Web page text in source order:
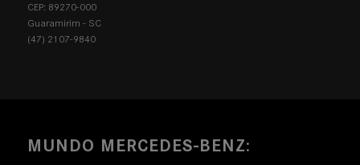
CEP: 89270-000
Guaramirim - SC
(47) 2107-9840
MUNDO MERCEDES-BENZ: